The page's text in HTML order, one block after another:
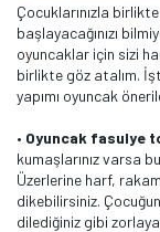
Çocuklarınızla
başlayacağınızı
oyuncaklar için sizi
birlikte göz atalım.
yapımı oyuncak
• Oyuncak fasulye
kumaşlarınız varsa
Üzerlerine harf,
dikebilirsiniz.
dilediğiniz gibi